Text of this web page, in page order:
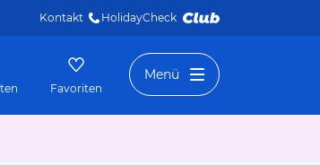
Kontakt HolidayCheck
Favoriten
Menü